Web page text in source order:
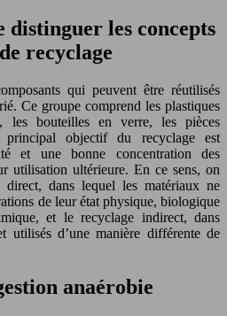
les concepts
recyclage
qui peuvent être réutilisés
Ce groupe comprend les plastiques
les bouteilles en verre, les pièces
principal objectif du recyclage est
et une bonne concentration des
utilisation ultérieure. En ce sens, on
dans lequel les matériaux ne
de leur état physique, biologique
et le recyclage indirect, dans
utilisés d’une manière différente de
anaérobie